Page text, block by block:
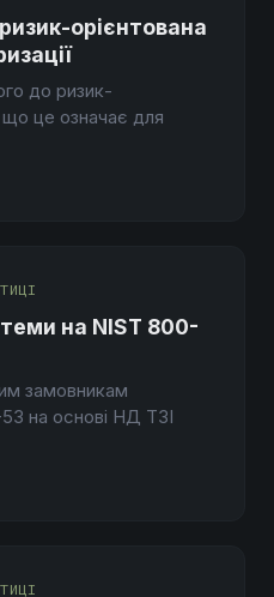
орієнтована
до ризик-
що це означає для
на NIST 800-
замовникам
53 на основі НД ТЗІ